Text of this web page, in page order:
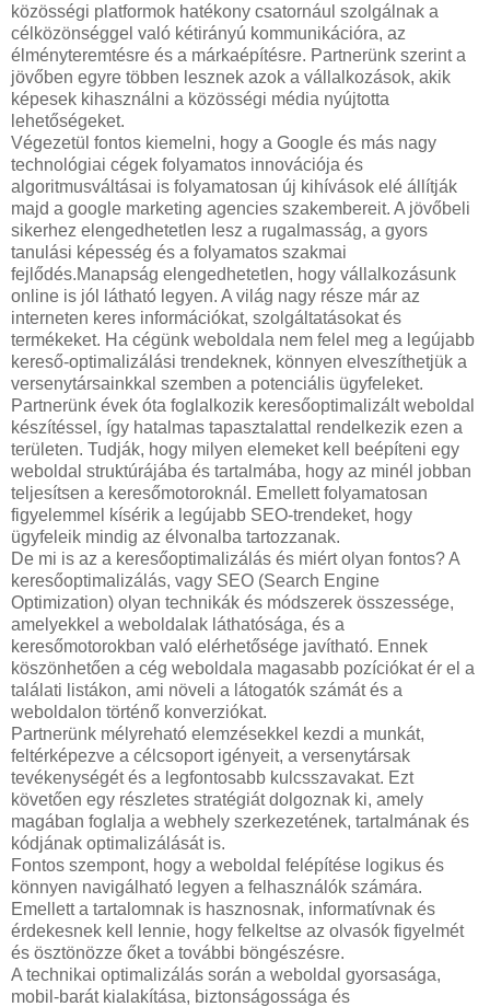
közösségi platformok hatékony csatornául szolgálnak a
célközönséggel való kétirányú kommunikációra, az
élményteremtésre és a márkaépítésre. Partnerünk szerint a
jövőben egyre többen lesznek azok a vállalkozások, akik
képesek kihasználni a közösségi média nyújtotta
lehetőségeket.
Végezetül fontos kiemelni, hogy a Google és más nagy
technológiai cégek folyamatos innovációja és
algoritmusváltásai is folyamatosan új kihívások elé állítják
majd a google marketing agencies szakembereit. A jövőbeli
sikerhez elengedhetetlen lesz a rugalmasság, a gyors
tanulási képesség és a folyamatos szakmai
fejlődés.Manapság elengedhetetlen, hogy vállalkozásunk
online is jól látható legyen. A világ nagy része már az
interneten keres információkat, szolgáltatásokat és
termékeket. Ha cégünk weboldala nem felel meg a legújabb
kereső-optimalizálási trendeknek, könnyen elveszíthetjük a
versenytársainkkal szemben a potenciális ügyfeleket.
Partnerünk évek óta foglalkozik keresőoptimalizált weboldal
készítéssel, így hatalmas tapasztalattal rendelkezik ezen a
területen. Tudják, hogy milyen elemeket kell beépíteni egy
weboldal struktúrájába és tartalmába, hogy az minél jobban
teljesítsen a keresőmotoroknál. Emellett folyamatosan
figyelemmel kísérik a legújabb SEO-trendeket, hogy
ügyfeleik mindig az élvonalba tartozzanak.
De mi is az a keresőoptimalizálás és miért olyan fontos? A
keresőoptimalizálás, vagy SEO (Search Engine
Optimization) olyan technikák és módszerek összessége,
amelyekkel a weboldalak láthatósága, és a
keresőmotorokban való elérhetősége javítható. Ennek
köszönhetően a cég weboldala magasabb pozíciókat ér el a
találati listákon, ami növeli a látogatók számát és a
weboldalon történő konverziókat.
Partnerünk mélyreható elemzésekkel kezdi a munkát,
feltérképezve a célcsoport igényeit, a versenytársak
tevékenységét és a legfontosabb kulcsszavakat. Ezt
követően egy részletes stratégiát dolgoznak ki, amely
magában foglalja a webhely szerkezetének, tartalmának és
kódjának optimalizálását is.
Fontos szempont, hogy a weboldal felépítése logikus és
könnyen navigálható legyen a felhasználók számára.
Emellett a tartalomnak is hasznosnak, informatívnak és
érdekesnek kell lennie, hogy felkeltse az olvasók figyelmét
és ösztönözze őket a további böngészésre.
A technikai optimalizálás során a weboldal gyorsasága,
mobil-barát kialakítása, biztonságossága és